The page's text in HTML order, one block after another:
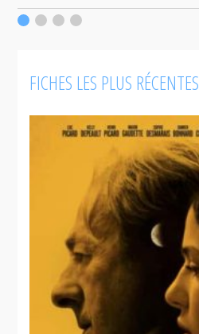
FICHES LES PLUS RÉCENTES